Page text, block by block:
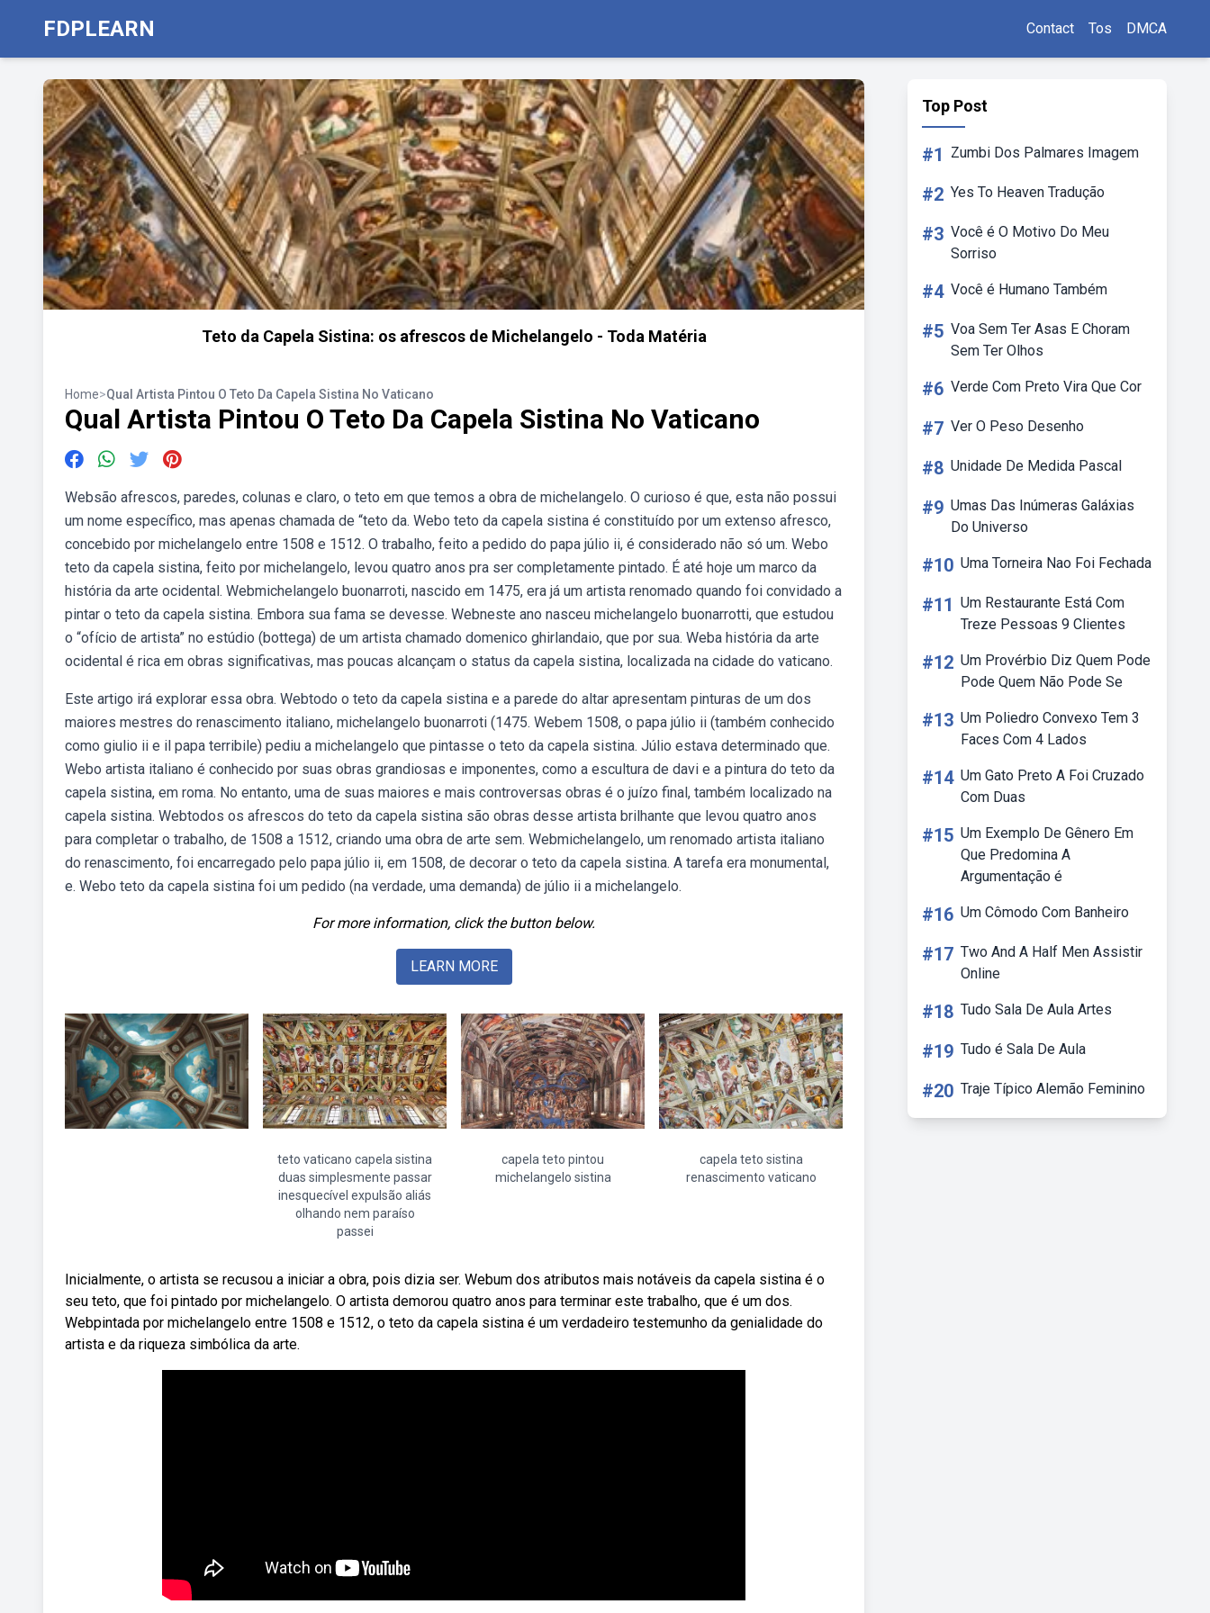
FDPLEARN Contact Tos DMCA
Teto da Capela Sistina: os afrescos de Michelangelo - Toda Matéria
Home>Qual Artista Pintou O Teto Da Capela Sistina No Vaticano
Qual Artista Pintou O Teto Da Capela Sistina No Vaticano
Websão afrescos, paredes, colunas e claro, o teto em que temos a obra de michelangelo. O curioso é que, esta não possui
um nome específico, mas apenas chamada de “teto da. Webo teto da capela sistina é constituído por um extenso afresco,
concebido por michelangelo entre 1508 e 1512. O trabalho, feito a pedido do papa júlio ii, é considerado não só um. Webo
teto da capela sistina, feito por michelangelo, levou quatro anos pra ser completamente pintado. É até hoje um marco da
história da arte ocidental. Webmichelangelo buonarroti, nascido em 1475, era já um artista renomado quando foi convidado a
pintar o teto da capela sistina. Embora sua fama se devesse. Webneste ano nasceu michelangelo buonarrotti, que estudou
o “ofício de artista” no estúdio (bottega) de um artista chamado domenico ghirlandaio, que por sua. Weba história da arte
ocidental é rica em obras significativas, mas poucas alcançam o status da capela sistina, localizada na cidade do vaticano.
Este artigo irá explorar essa obra. Webtodo o teto da capela sistina e a parede do altar apresentam pinturas de um dos
maiores mestres do renascimento italiano, michelangelo buonarroti (1475. Webem 1508, o papa júlio ii (também conhecido
como giulio ii e il papa terribile) pediu a michelangelo que pintasse o teto da capela sistina. Júlio estava determinado que.
Webo artista italiano é conhecido por suas obras grandiosas e imponentes, como a escultura de davi e a pintura do teto da
capela sistina, em roma. No entanto, uma de suas maiores e mais controversas obras é o juízo final, também localizado na
capela sistina. Webtodos os afrescos do teto da capela sistina são obras desse artista brilhante que levou quatro anos
para completar o trabalho, de 1508 a 1512, criando uma obra de arte sem. Webmichelangelo, um renomado artista italiano
do renascimento, foi encarregado pelo papa júlio ii, em 1508, de decorar o teto da capela sistina. A tarefa era monumental,
e. Webo teto da capela sistina foi um pedido (na verdade, uma demanda) de júlio ii a michelangelo.
For more information, click the button below.
LEARN MORE
teto vaticano capela sistina
duas simplesmente passar
inesquecível expulsão aliás
olhando nem paraíso
passei
capela teto pintou
michelangelo sistina
capela teto sistina
renascimento vaticano
Inicialmente, o artista se recusou a iniciar a obra, pois dizia ser. Webum dos atributos mais notáveis da capela sistina é o
seu teto, que foi pintado por michelangelo. O artista demorou quatro anos para terminar este trabalho, que é um dos.
Webpintada por michelangelo entre 1508 e 1512, o teto da capela sistina é um verdadeiro testemunho da genialidade do
artista e da riqueza simbólica da arte.
Top Post
#1 Zumbi Dos Palmares Imagem
#2 Yes To Heaven Tradução
#3 Você é O Motivo Do Meu
Sorriso
#4 Você é Humano Também
#5 Voa Sem Ter Asas E Choram
Sem Ter Olhos
#6 Verde Com Preto Vira Que Cor
#7 Ver O Peso Desenho
#8 Unidade De Medida Pascal
#9 Umas Das Inúmeras Galáxias
Do Universo
#10 Uma Torneira Nao Foi Fechada
#11 Um Restaurante Está Com
Treze Pessoas 9 Clientes
#12 Um Provérbio Diz Quem Pode
Pode Quem Não Pode Se
#13 Um Poliedro Convexo Tem 3
Faces Com 4 Lados
#14 Um Gato Preto A Foi Cruzado
Com Duas
#15 Um Exemplo De Gênero Em
Que Predomina A
Argumentação é
#16 Um Cômodo Com Banheiro
#17 Two And A Half Men Assistir
Online
#18 Tudo Sala De Aula Artes
#19 Tudo é Sala De Aula
#20 Traje Típico Alemão Feminino